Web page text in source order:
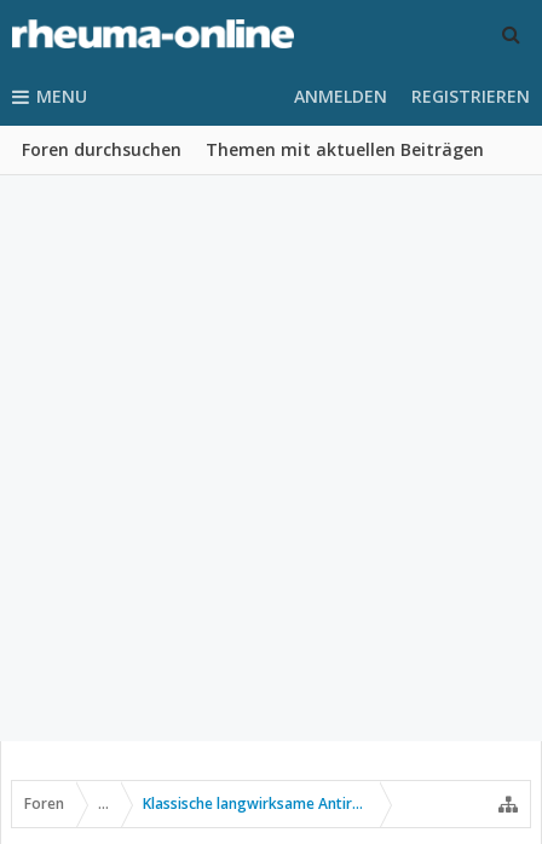
MENU
Foren durchsuchen Themen mit aktuellen Beiträgen
ANMELDEN REGISTRIEREN
Foren ... Klassische langwirksame Antirheumatika